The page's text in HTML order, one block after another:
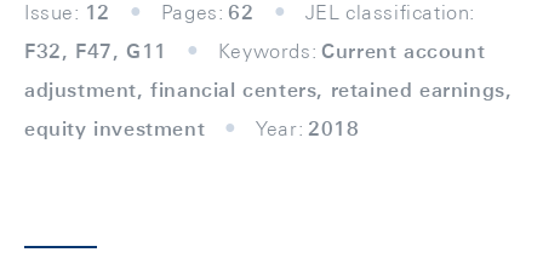
Issue: 12 Pages: 62
JEL classification:
F32, F47, G11
Keywords: Current account
adjustment, financial centers, retained earnings,
equity investment
Year: 2018